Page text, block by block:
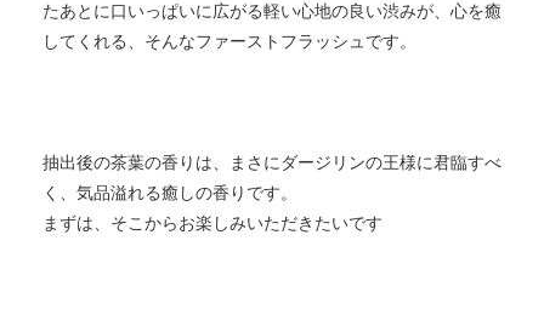
たあとに口いっぱいに広がる軽い心地の良い渋みが、心を癒
してくれる、そんなファーストフラッシュです。
抽出後の茶葉の香りは、まさにダージリンの王様に君臨すべ
く、気品溢れる癒しの香りです。
まずは、そこからお楽しみいただきたいです